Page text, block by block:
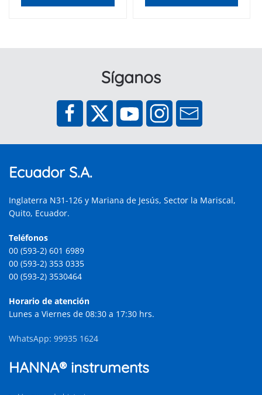
Síganos
Ecuador S.A.
Inglaterra N31-126 y Mariana de Jesús, Sector la Mariscal,
Quito, Ecuador.
Teléfonos
00 (593-2) 601 6989
00 (593-2) 353 0335
00 (593-2) 3530464
Horario de atención
Lunes a Viernes de 08:30 a 17:30 hrs.
WhatsApp: 99935 1624
HANNA® instruments